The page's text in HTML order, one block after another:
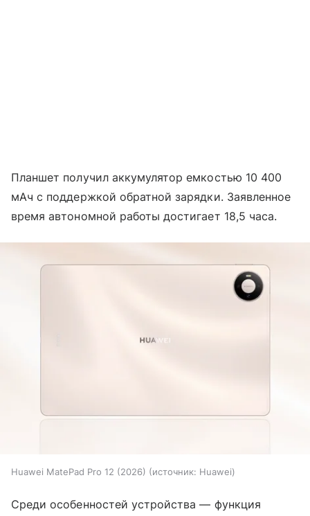
Планшет получил аккумулятор емкостью 10 400
мАч с поддержкой обратной зарядки. Заявленное
время автономной работы достигает 18,5 часа.
Huawei MatePad Pro 12 (2026) источник: Huawei
Среди особенностей устройства — функция